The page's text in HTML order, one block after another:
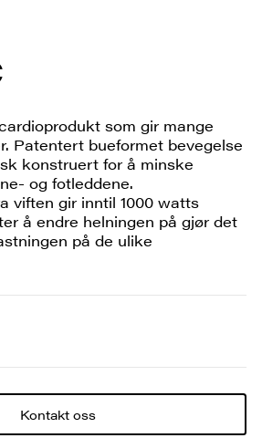
som gir mange
Patentert bueformet bevegelse
konstruert for å minske
og fotleddene.
viften gir inntil 1000 watts
å endre helningen på gjør det
på de ulike
Kontakt oss